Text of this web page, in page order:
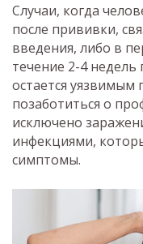
Случаи, когда
после прививки,
введения, либо в
течение 2-4
остается уязвимым
позаботиться о
исключено
инфекциями,
симптомы.